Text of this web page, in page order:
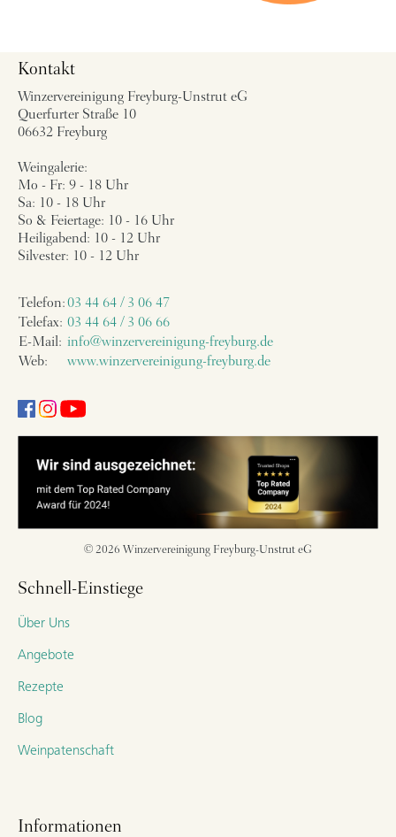
Kontakt
Winzervereinigung Freyburg-Unstrut eG
Querfurter Straße 10
06632 Freyburg
Weingalerie:
Mo - Fr: 9 - 18 Uhr
Sa: 10 - 18 Uhr
So & Feiertage: 10 - 16 Uhr
Heiligabend: 10 - 12 Uhr
Silvester: 10 - 12 Uhr
Telefon:03 44 64 / 3 06 47
Telefax: 03 44 64 / 3 06 66
E-Mail: info@winzervereinigung-freyburg.de
Web:
www.winzervereinigung-freyburg.de
© 2026 Winzervereinigung Freyburg-Unstrut eG
Schnell-Einstiege
Über Uns
Angebote
Rezepte
Blog
Weinpatenschaft
Informationen